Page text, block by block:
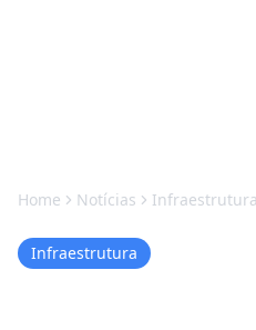
Home Notícias Infraestrutura
Infraestrutura